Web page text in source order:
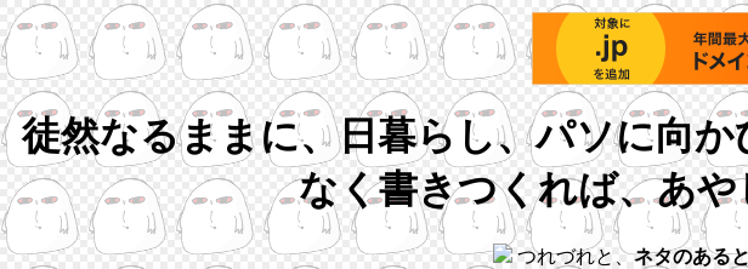
徒然なるままに、日暮らし、パソに向
なく書きつくれば、あ
つれづれと、ネタのある